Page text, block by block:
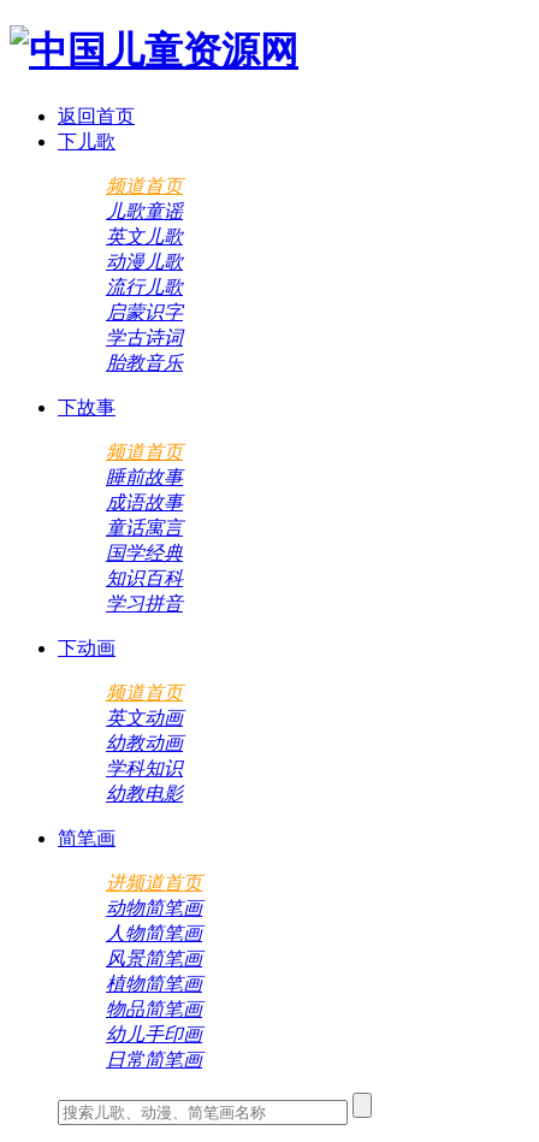
返回首页
下儿歌
频道首页
儿歌童谣
英文儿歌
动漫儿歌
流行儿歌
启蒙识字
学古诗词
胎教音乐
下故事
频道首页
睡前故事
成语故事
童话寓言
国学经典
知识百科
学习拼音
下动画
频道首页
英文动画
幼教动画
学科知识
幼教电影
简笔画
进频道首页
动物简笔画
人物简笔画
风景简笔画
植物简笔画
物品简笔画
幼儿手印画
日常简笔画